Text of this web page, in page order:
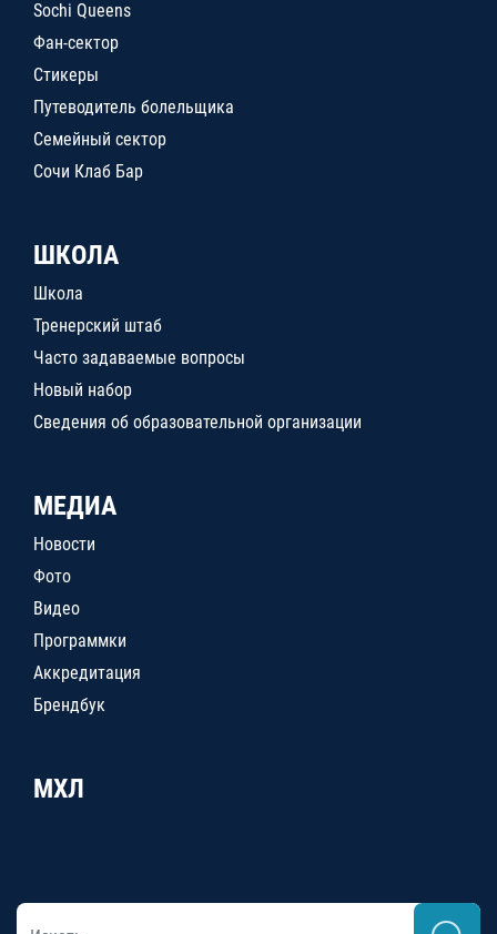
Sochi Queens
Фан-сектор
Стикеры
Путеводитель болельщика
Семейный сектор
Сочи Клаб Бар
ШКОЛА
Школа
Тренерский штаб
Часто задаваемые вопросы
Новый набор
Сведения об образовательной организации
МЕДИА
Новости
Фото
Видео
Программки
Аккредитация
Брендбук
МХЛ